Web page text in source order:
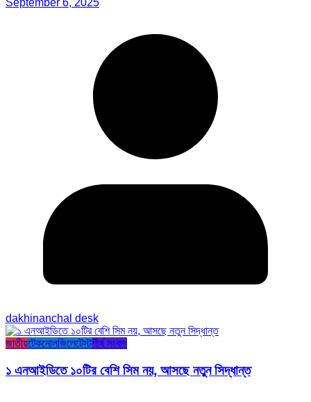
September 6, 2025
dakhinanchal desk
জাতীয়টেকনোলজিলেটেস্টশীর্ষ সংবাদ
১ এনআইডিতে ১০টির বেশি সিম নয়, আসছে নতুন সিদ্ধান্ত